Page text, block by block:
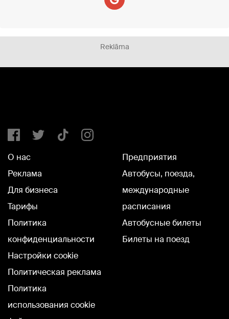
Reklāma
О нас
Реклама
Для бизнеса
Тарифы
Политика
конфиденциальности
Настройки cookie
Политическая реклама
Политика
использования cookie
Предприятия
Автобусы, поезда,
международные
расписания
Автобусные билеты
Билеты на поезд